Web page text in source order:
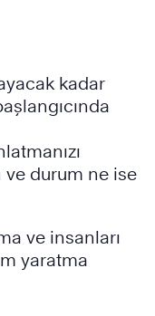
kadar
ve durum ne ise
ve insanları
yaratma